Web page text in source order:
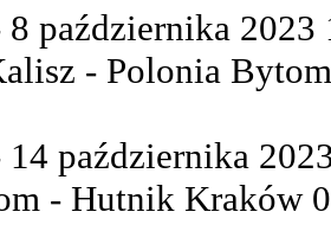
października 2023
- Polonia
października
- Hutnik Kraków